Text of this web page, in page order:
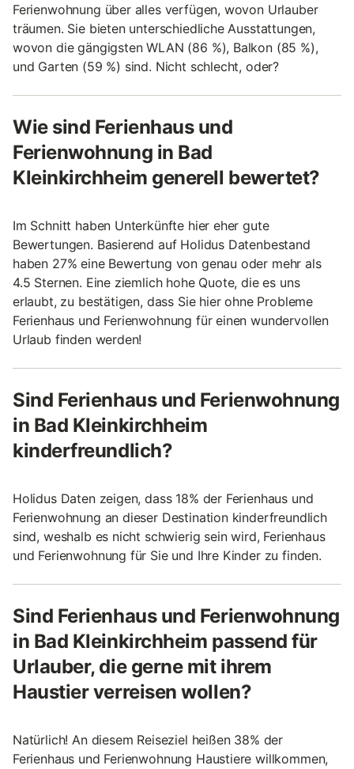
Ferienwohnung über alles verfügen, wovon Urlauber
träumen. Sie bieten unterschiedliche Ausstattungen,
wovon die gängigsten WLAN (86 %), Balkon (85 %),
und Garten (59 %) sind. Nicht schlecht, oder?
Wie sind Ferienhaus und
Ferienwohnung in Bad
Kleinkirchheim generell bewertet?
Im Schnitt haben Unterkünfte hier eher gute
Bewertungen. Basierend auf Holidus Datenbestand
haben 27% eine Bewertung von genau oder mehr als
4.5 Sternen. Eine ziemlich hohe Quote, die es uns
erlaubt, zu bestätigen, dass Sie hier ohne Probleme
Ferienhaus und Ferienwohnung für einen wundervollen
Urlaub finden werden!
Sind Ferienhaus und Ferienwohnung
in Bad Kleinkirchheim
kinderfreundlich?
Holidus Daten zeigen, dass 18% der Ferienhaus und
Ferienwohnung an dieser Destination kinderfreundlich
sind, weshalb es nicht schwierig sein wird, Ferienhaus
und Ferienwohnung für Sie und Ihre Kinder zu finden.
Sind Ferienhaus und Ferienwohnung
in Bad Kleinkirchheim passend für
Urlauber, die gerne mit ihrem
Haustier verreisen wollen?
Natürlich! An diesem Reiseziel heißen 38% der
Ferienhaus und Ferienwohnung Haustiere willkommen,